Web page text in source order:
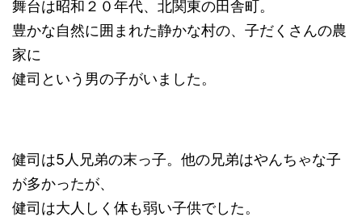
舞台は昭和２０年代、北関東の田舎町。
豊かな自然に囲まれた静かな村の、子だくさんの農
家に
健司という男の子がいました。
健司は5人兄弟の末っ子。他の兄弟はやんちゃな子
が多かったが、
健司は大人しく体も弱い子供でした。